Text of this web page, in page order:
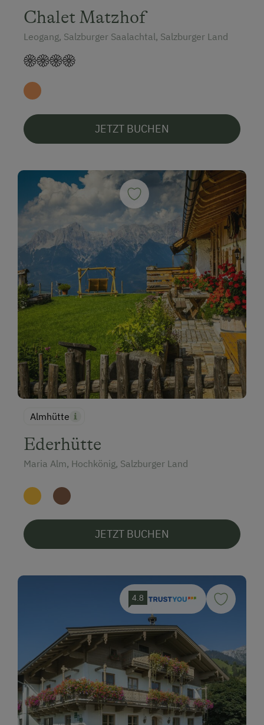
Chalet Matzhof
Leogang, Salzburger Saalachtal, Salzburger Land
JETZT BUCHEN
Almhütte
Ederhütte
Maria Alm, Hochkönig, Salzburger Land
JETZT BUCHEN
4.8